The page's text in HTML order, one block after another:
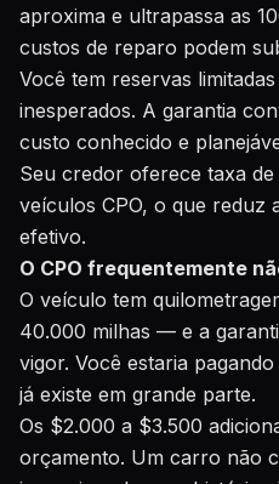
aproxima e ultrapassa as
custos de reparo podem
Você tem reservas
inesperados. A garantia
custo conhecido e
Seu credor oferece taxa
veículos CPO, o que reduz
efetivo.
O CPO frequentemente
O veículo tem
40.000 milhas — e a
vigor. Você estaria
já existe em grande parte.
Os $2.000 a $3.500
orçamento. Um carro não